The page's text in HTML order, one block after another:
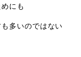
にも
多いのではない